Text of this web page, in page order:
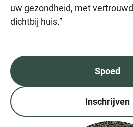
uw gezondheid, met
dichtbij huis.”
Spoed
Inschrijven